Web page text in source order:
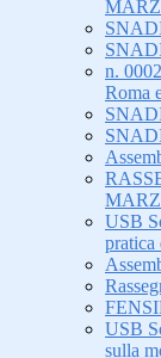
n.
Roma
USB
pratica
USB
sulla